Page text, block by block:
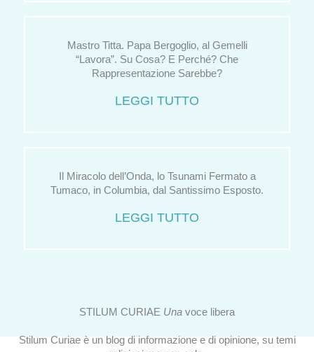
Mastro Titta. Papa Bergoglio, al Gemelli
“Lavora”. Su Cosa? E Perché? Che
Rappresentazione Sarebbe?
LEGGI TUTTO
Il Miracolo dell’Onda, lo Tsunami Fermato a
Tumaco, in Columbia, dal Santissimo Esposto.
LEGGI TUTTO
STILUM CURIAE Una voce libera
Stilum Curiae è un blog di informazione e di opinione, su temi